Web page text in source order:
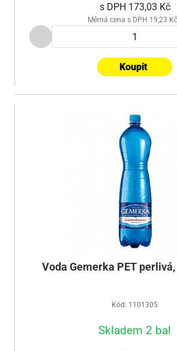
s DPH 173,03 Kč
Měrná cena s DPH 19,23
Koupit
Voda Gemerka PET perlivá,
Kód: 1101305
Skladem 2 bal